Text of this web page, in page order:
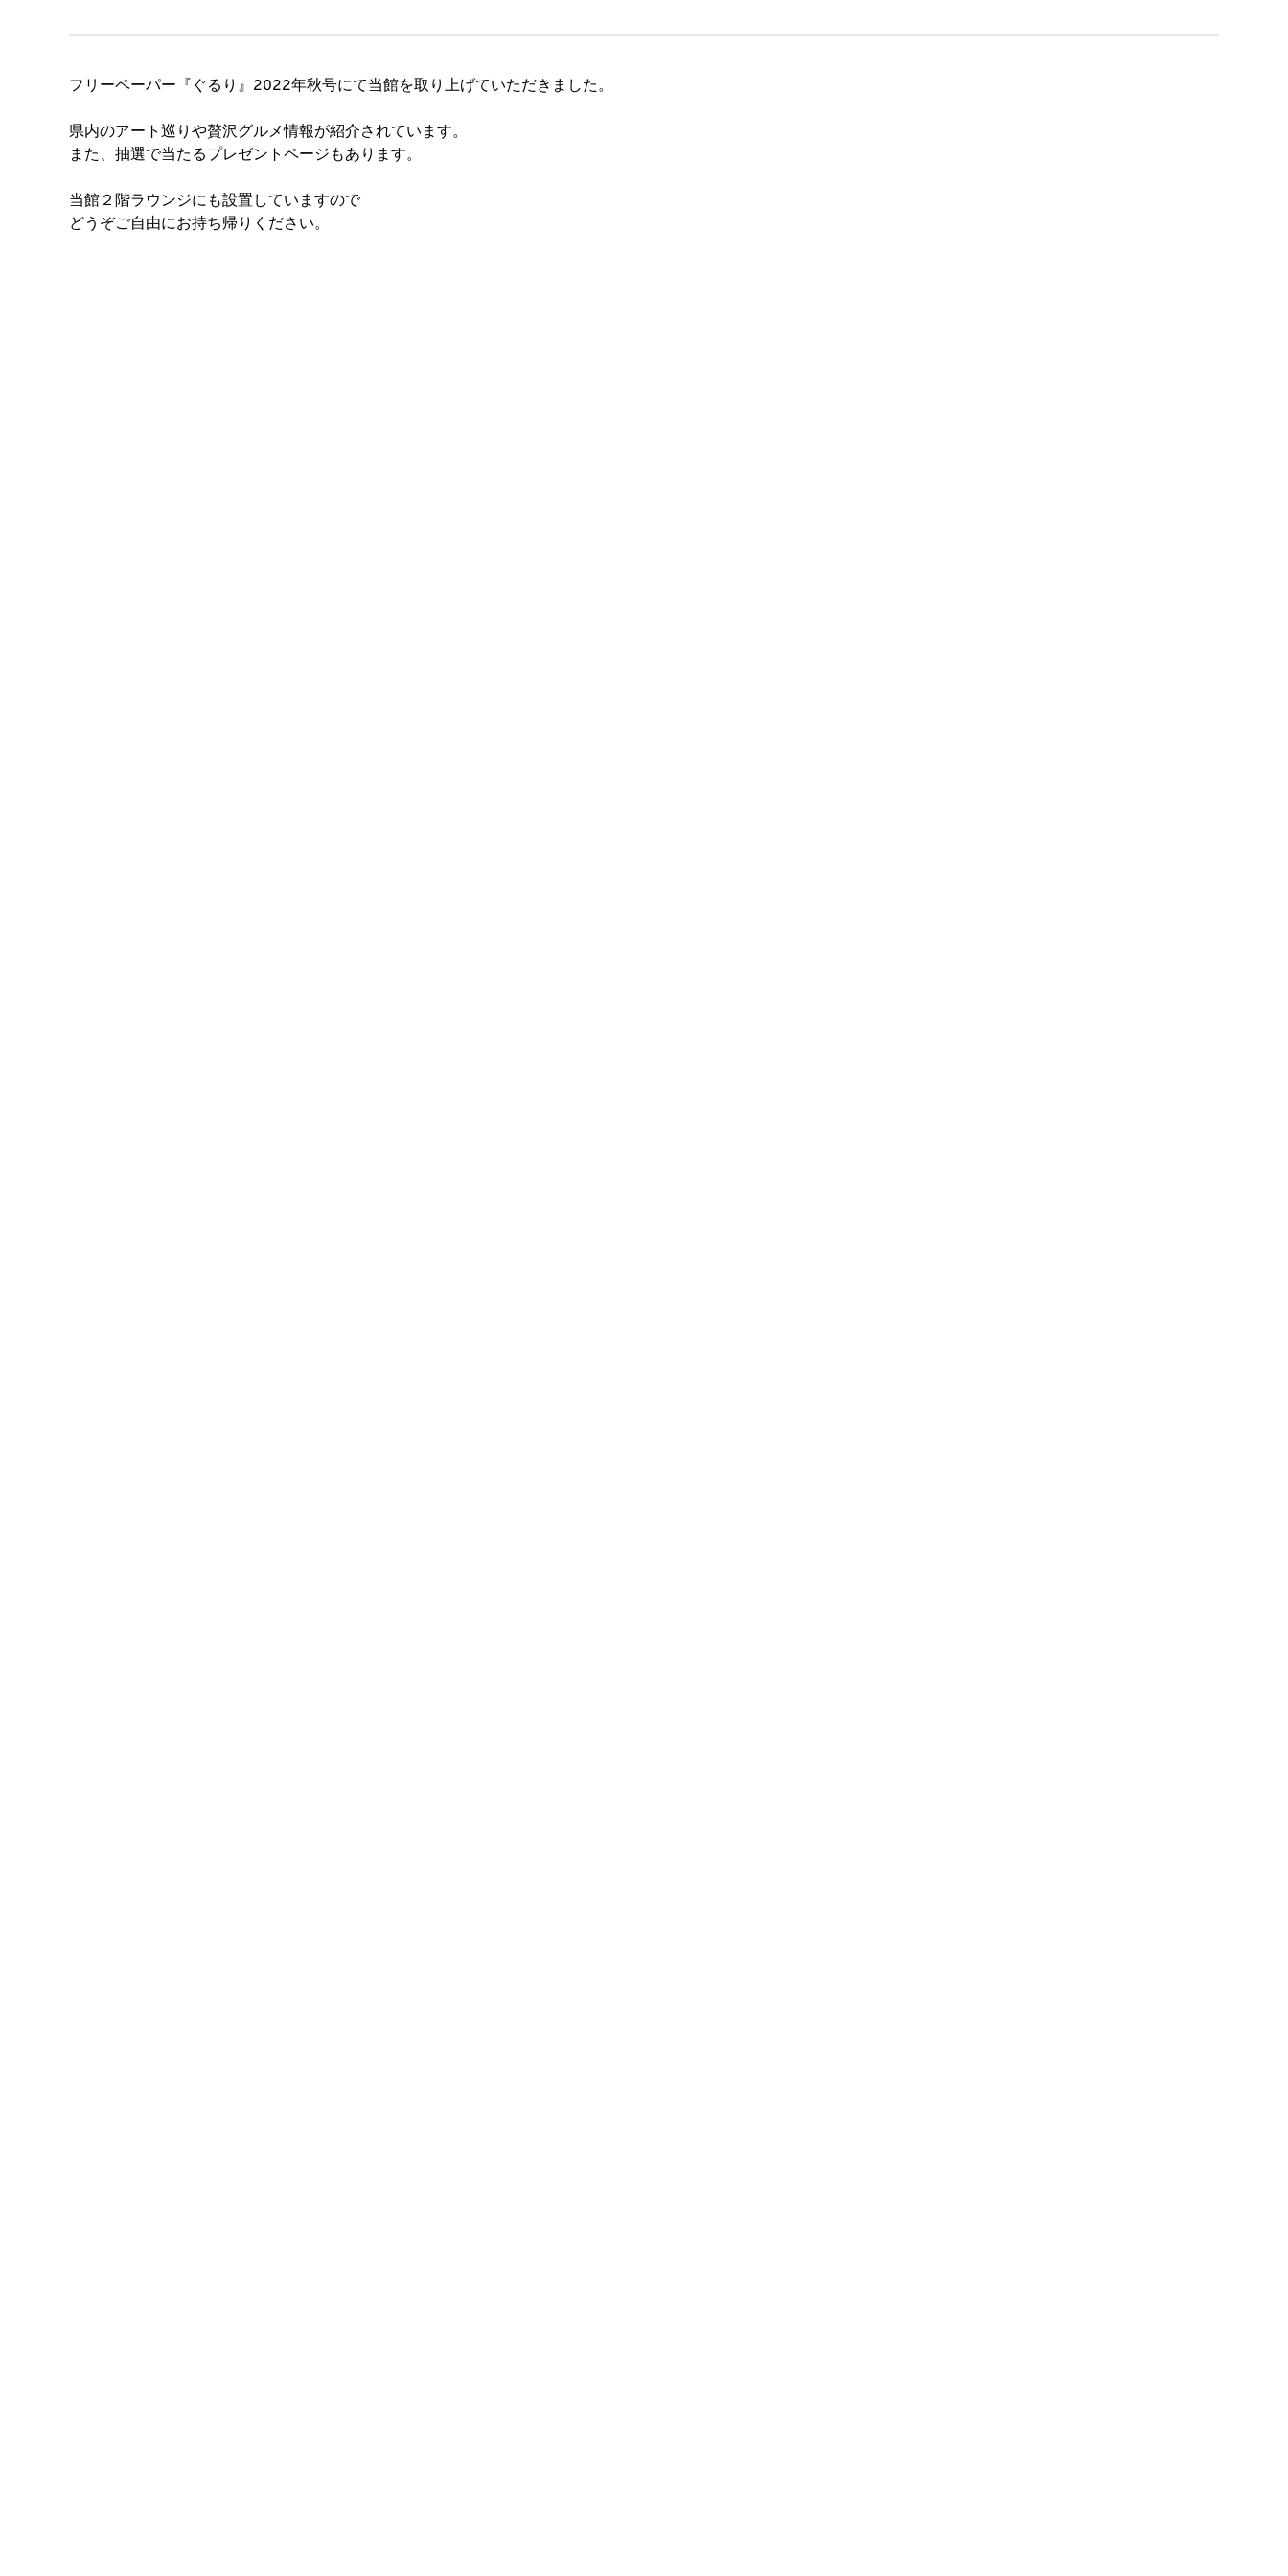
フリーペーパー『ぐるり』2022年秋号にて当館を取り上げていただきました。
県内のアート巡りや贅沢グルメ情報が紹介されています。
また、抽選で当たるプレゼントページもあります。
当館２階ラウンジにも設置していますので
どうぞご自由にお持ち帰りください。